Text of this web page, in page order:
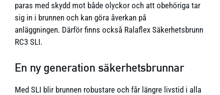
paras med skydd mot både olyckor och att obehöriga tar
sig in i brunnen och kan göra åverkan på
anläggningen. Därför finns också Ralaflex Säkerhetsbrunn
RC3 SLI.
En ny generation säkerhetsbrunnar
Med SLI blir brunnen robustare och får längre livstid i alla